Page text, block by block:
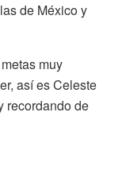
de México y
muy
así es Celeste
recordando de